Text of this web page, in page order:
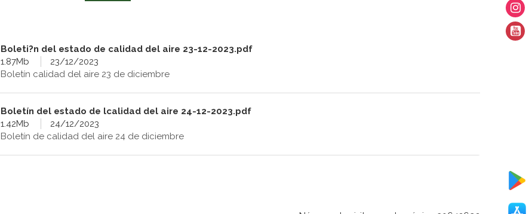
Boleti?n del estado de calidad del aire 23-12-2023.pdf
1.87Mb
23/12/2023
Boletín calidad del aire 23 de diciembre
Boletín del estado de lcalidad del aire 24-12-2023.pdf
1.42Mb
24/12/2023
Boletín de calidad del aire 24 de diciembre